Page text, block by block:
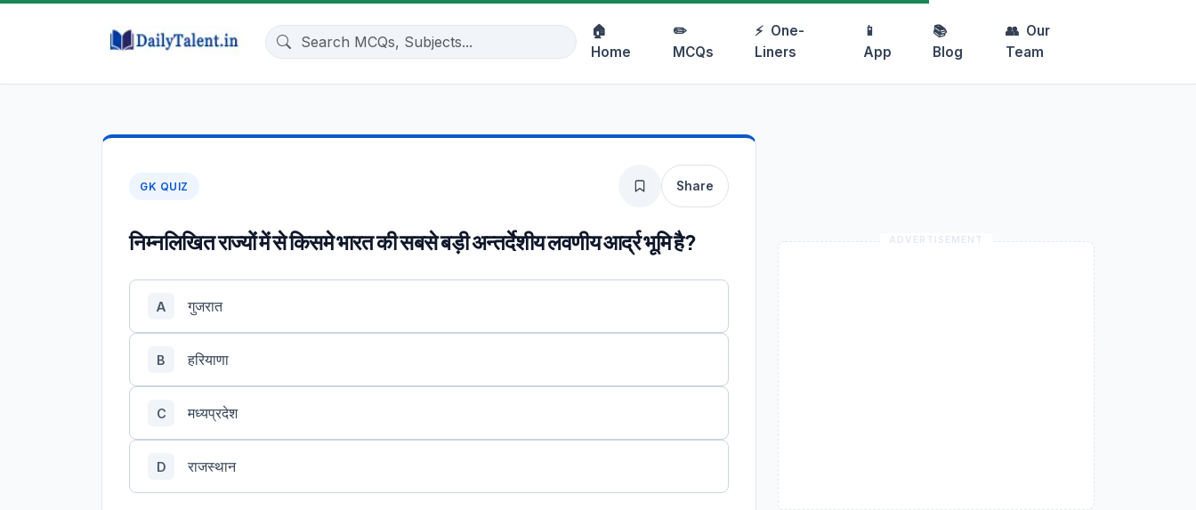
🏠
Home
✏️
MCQs
⚡ One-
Liners
📱
App
📚
Blog
👥 Our
Team
GK QUIZ Share
निम्नलिखित राज्यों में से किसमे भारत की सबसे बड़ी अन्तर्देशीय लवणीय आर्द्र भूमि है?
A गुजरात
B हरियाणा
C मध्यप्रदेश
D राजस्थान